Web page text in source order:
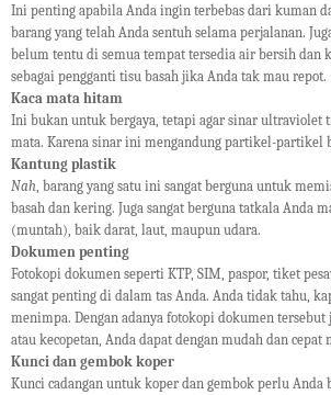
Ini penting apabila Anda ingin terbebas dari kuman
barang yang telah Anda sentuh selama perjalanan.
belum tentu di semua tempat tersedia air bersih dan
sebagai pengganti tisu basah jika Anda tak mau repot.
Kaca mata hitam
Ini bukan untuk bergaya, tetapi agar sinar ultraviolet
mata. Karena sinar ini mengandung partikel-partikel
Kantung plastik
Nah , barang yang satu ini sangat berguna untuk
basah dan kering. Juga sangat berguna tatkala Anda
(muntah), baik darat, laut, maupun udara.
Dokumen penting
Fotokopi dokumen seperti KTP, SIM, paspor, tiket
sangat penting di dalam tas Anda. Anda tidak tahu,
menimpa. Dengan adanya fotokopi dokumen
atau kecopetan, Anda dapat dengan mudah dan cepat
Kunci dan gembok koper
Kunci cadangan untuk koper dan gembok perlu Anda